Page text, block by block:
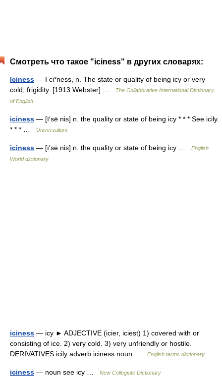
Смотреть что такое "iciness" в других словарях:
Iciness — I ci*ness, n. The state or quality of being icy or very
cold; frigidity. [1913 Webster] …
The Collaborative International Dictionary
of English
iciness — [ī′sē nis] n. the quality or state of being icy * * * See icily.
* * * …
Universalium
iciness — [ī′sē nis] n. the quality or state of being icy …
English
World dictionary
iciness — icy ► ADJECTIVE (icier, iciest) 1) covered with or
consisting of ice. 2) very cold. 3) very unfriendly or hostile.
DERIVATIVES icily adverb iciness noun …
English terms dictionary
iciness — noun see icy … New Collegiate Dictionary